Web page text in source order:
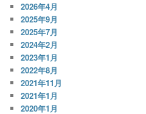
2026年4月
2025年9月
2025年7月
2024年2月
2023年1月
2022年8月
2021年11月
2021年1月
2020年1月